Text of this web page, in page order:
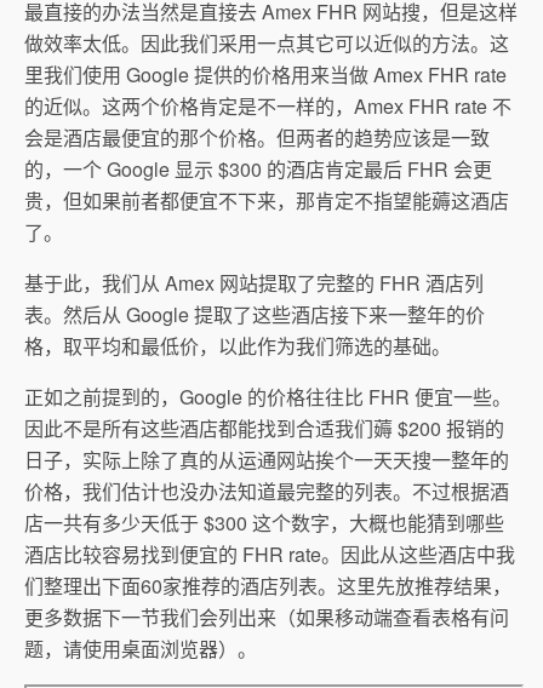
最直接的办法当然是直接去 Amex FHR 网站搜，但是这样
做效率太低。因此我们采用一点其它可以近似的方法。这
里我们使用 Google 提供的价格用来当做 Amex FHR rate
的近似。这两个价格肯定是不一样的，Amex FHR rate 不
会是酒店最便宜的那个价格。但两者的趋势应该是一致
的，一个 Google 显示 $300 的酒店肯定最后 FHR 会更
贵，但如果前者都便宜不下来，那肯定不指望能薅这酒店
了。
基于此，我们从 Amex 网站提取了完整的 FHR 酒店列
表。然后从 Google 提取了这些酒店接下来一整年的价
格，取平均和最低价，以此作为我们筛选的基础。
正如之前提到的，Google 的价格往往比 FHR 便宜一些。
因此不是所有这些酒店都能找到合适我们薅 $200 报销的
日子，实际上除了真的从运通网站挨个一天天搜一整年的
价格，我们估计也没办法知道最完整的列表。不过根据酒
店一共有多少天低于 $300 这个数字，大概也能猜到哪些
酒店比较容易找到便宜的 FHR rate。因此从这些酒店中我
们整理出下面60家推荐的酒店列表。这里先放推荐结果，
更多数据下一节我们会列出来（如果移动端查看表格有问
题，请使用桌面浏览器）。